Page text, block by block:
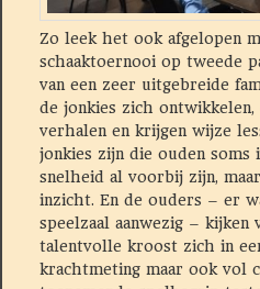
Zo leek het ook afgelopen
schaaktoernooi op tweede
van een zeer uitgebreide
de jonkies zich
verhalen en krijgen wijze
jonkies zijn die ouden soms
snelheid al voorbij zijn,
inzicht. En de ouders – er
speelzaal aanwezig –
talentvolle kroost zich in
krachtmeting maar ook vol